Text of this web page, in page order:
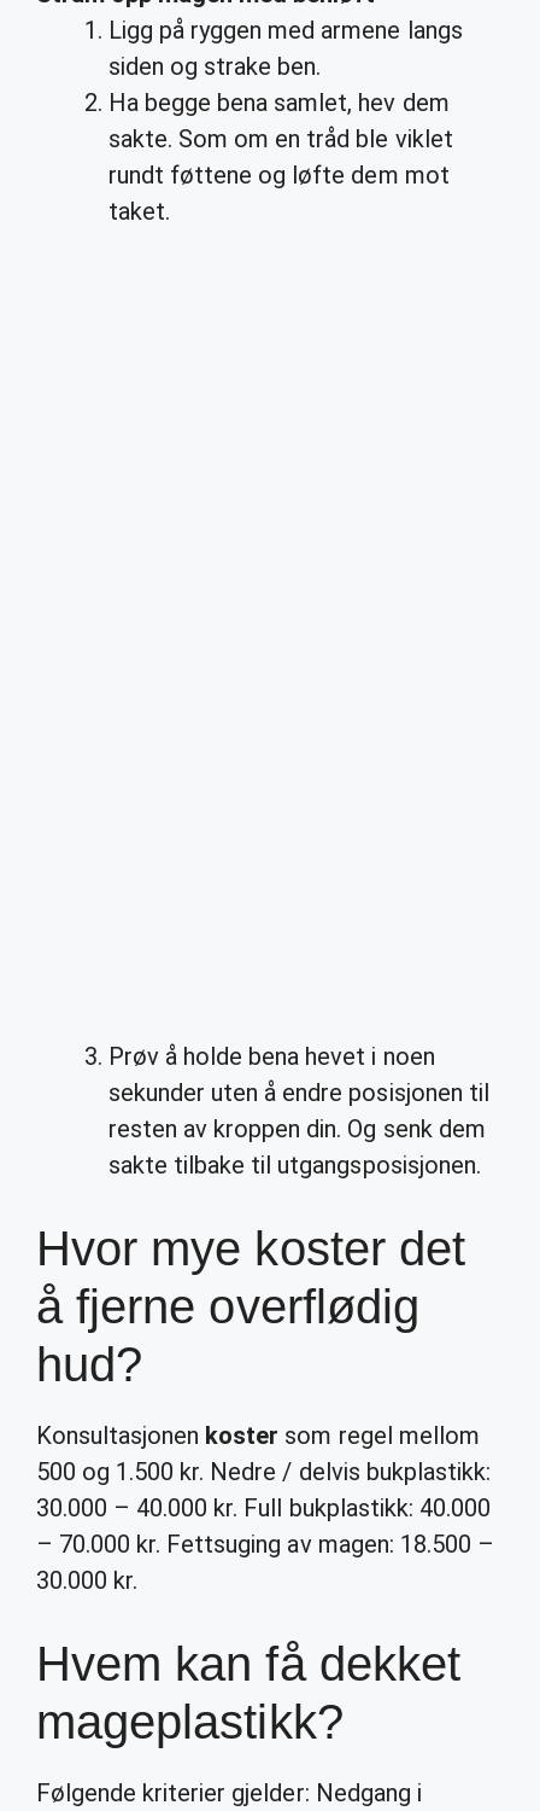
Ligg på ryggen med armene langs
siden og strake ben.
Ha begge bena samlet, hev dem
sakte. Som om en tråd ble viklet
rundt føttene og løfte dem mot
taket.
Prøv å holde bena hevet i noen
sekunder uten å endre posisjonen til
resten av kroppen din. Og senk dem
sakte tilbake til utgangsposisjonen.
Hvor mye koster det
å fjerne overflødig
hud?
Konsultasjonen koster som regel mellom
500 og 1.500 kr. Nedre / delvis bukplastikk:
30.000 – 40.000 kr. Full bukplastikk: 40.000
– 70.000 kr. Fettsuging av magen: 18.500 –
30.000 kr.
Hvem kan få dekket
mageplastikk?
Følgende kriterier gjelder: Nedgang i